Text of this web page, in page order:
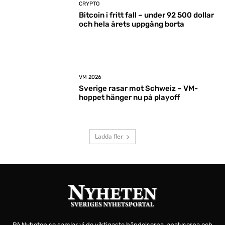
CRYPTO
Bitcoin i fritt fall – under 92 500 dollar
och hela årets uppgång borta
VM 2026
Sverige rasar mot Schweiz – VM-
hoppet hänger nu på playoff
Ladda fler